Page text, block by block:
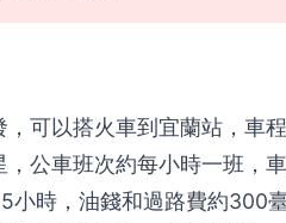
可以搭火車到宜蘭站，車
公車班次約每小時一班，
小時，油錢和過路費約300臺